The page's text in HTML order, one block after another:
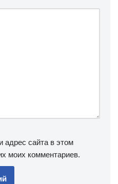
адрес сайта в этом
моих комментариев.